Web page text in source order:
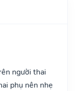
người thai
phụ nên nhẹ